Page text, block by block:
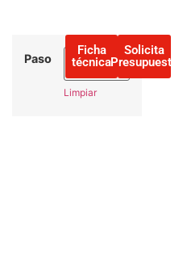
Paso
Limpiar
Ficha
técnica
Solicita
Presupuesto